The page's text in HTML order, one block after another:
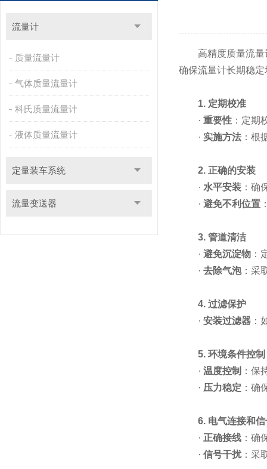
流量计
质量流量计
气体质量流量计
科氏质量流量计
液体质量流量计
定量装车系统
流量变送器
高精度质量流量计
确保流量计长期稳
1. 定期校准
· 重要性 ：定期
· 实施方法 ：根
2. 正确的安装
· 水平安装 ：确
· 避免不利位置
3. 管道清洁
· 避免沉淀物 ：
· 去除气泡：采
4. 过滤保护
· 安装过滤器 ：
5. 环境条件控制
· 温度控制 ：保
· 压力稳定 ：确
6. 电气连接和
· 正确接线 ：确
· 信号干扰：采